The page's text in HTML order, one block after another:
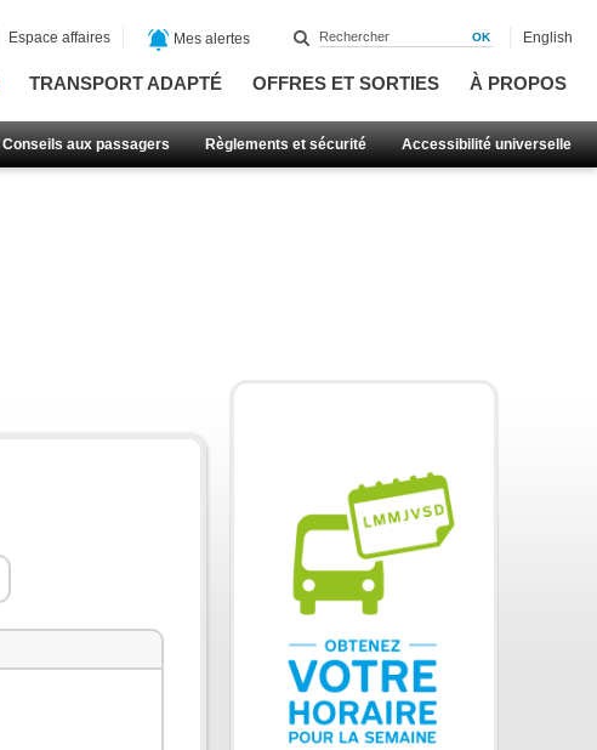
TRANSPORT ADAPTÉ OFFRES ET SORTIES À PROPOS
Conseils aux passagers Règlements et sécurité Accessibilité universelle
Espace affaires Mes alertes English